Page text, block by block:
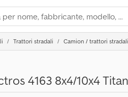
Trattori stradali Camion / trattori
4163 8x4/10x4